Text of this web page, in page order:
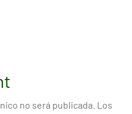
no será publicada. Los